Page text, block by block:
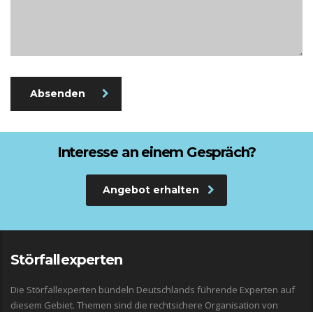
Absenden
Interesse an einem Gespräch?
Angebot erhalten
Störfallexperten
Die Störfallexperten bündeln Deutschlands führende Experten auf
diesem Gebiet. Themen sind die rechtsichere Organisation von